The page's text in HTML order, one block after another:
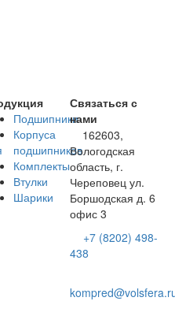
Подшипники
Корпуса
подшипников
Комплекты
Втулки
Шарики
Связаться с
нами
162603,
Вологодская
область, г.
Череповец ул.
Боршодская д. 6
офис 3
+7 (8202) 498-
438